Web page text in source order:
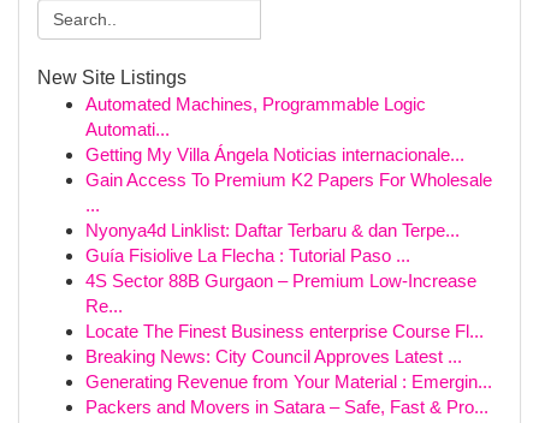
New Site Listings
Automated Machines, Programmable Logic
Automati...
Getting My Villa Ángela Noticias internacionale...
Gain Access To Premium K2 Papers For Wholesale
...
Nyonya4d Linklist: Daftar Terbaru & dan Terpe...
Guía Fisiolive La Flecha : Tutorial Paso ...
4S Sector 88B Gurgaon – Premium Low-Increase
Re...
Locate The Finest Business enterprise Course Fl...
Breaking News: City Council Approves Latest ...
Generating Revenue from Your Material : Emergin...
Packers and Movers in Satara – Safe, Fast & Pro...